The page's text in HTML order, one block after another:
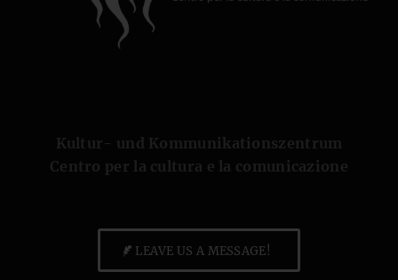
Kultur- und Kommunikationszentrum
Centro per la cultura e la comunicazione
LEAVE US A MESSAGE!